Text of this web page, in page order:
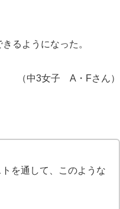
るようになった。
（中3女子 A・Fさん）
を通して、このような